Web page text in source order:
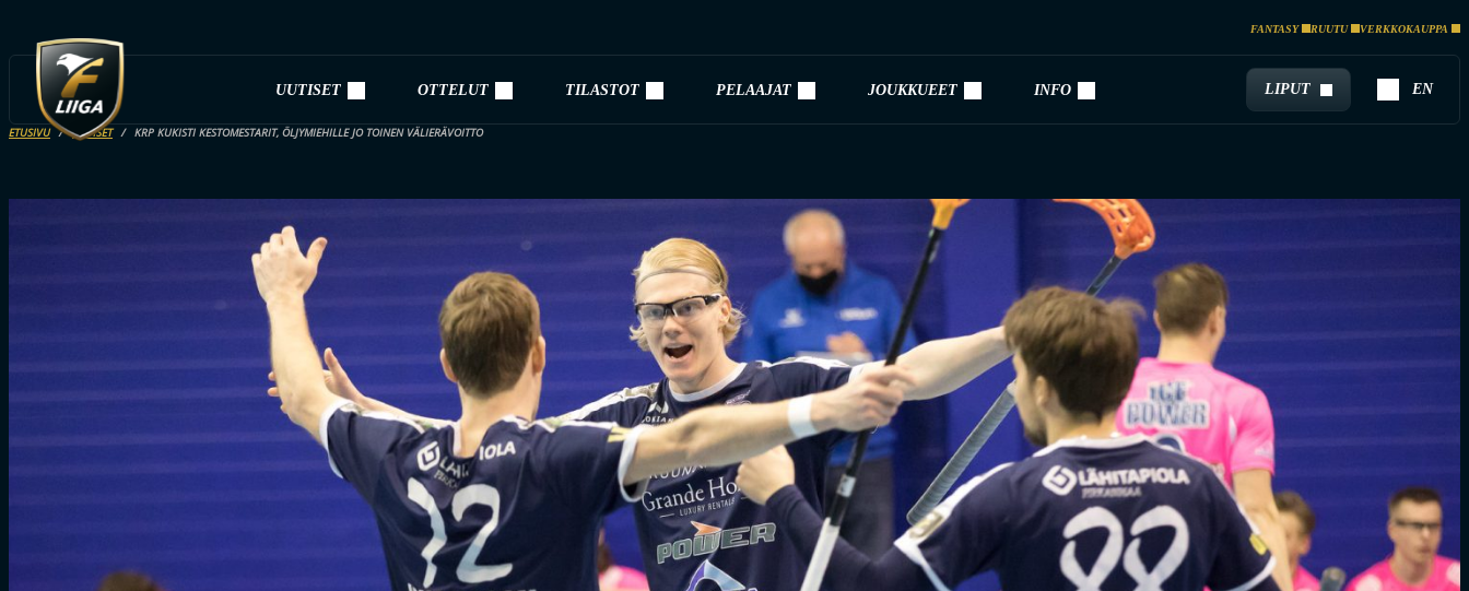
FANTASY RUUTU VERKKOKAUPPA
UUTISET OTTELUT TILASTOT PELAAJAT JOUKKUEET INFO LIPUT EN
ETUSIVU UUTISET KRP KUKISTI KESTOMESTARIT, ÖLJYMIEHILLE JO TOINEN VÄLIERÄVOITTO